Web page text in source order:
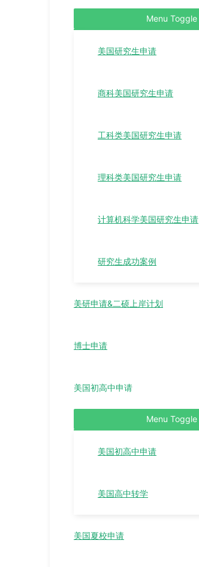
Menu Toggle
美国研究生申请
商科美国研究生申请
工科类美国研究生申请
理科类美国研究生申请
计算机科学美国研究生申请
研究生成功案例
美研申请&二硕上岸计划
博士申请
美国初高中申请
Menu Toggle
美国初高中申请
美国高中转学
美国夏校申请